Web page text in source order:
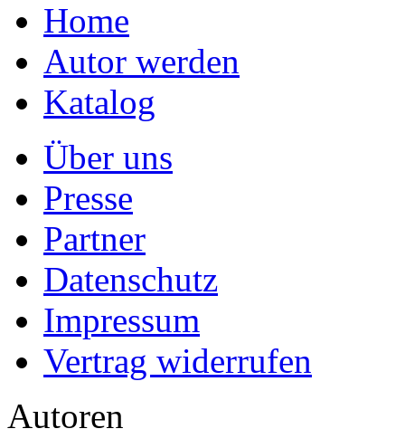
Home
Autor werden
Katalog
Über uns
Presse
Partner
Datenschutz
Impressum
Vertrag widerrufen
Autoren